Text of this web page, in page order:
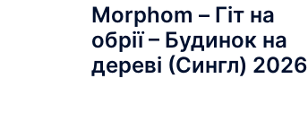
Morphom – Гіт на
обрії – Будинок на
дереві (Сингл) 2026